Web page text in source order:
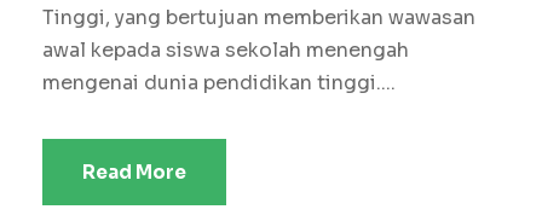
Tinggi, yang bertujuan memberikan wawasan
awal kepada siswa sekolah menengah
mengenai dunia pendidikan tinggi....
Read More